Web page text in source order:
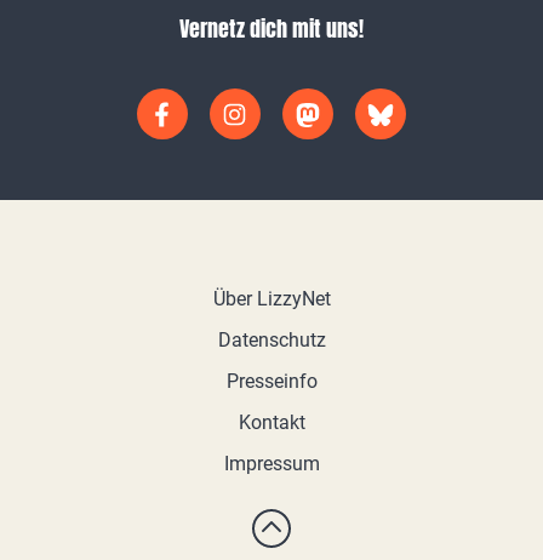
Vernetz dich mit uns!
Über LizzyNet
Datenschutz
Presseinfo
Kontakt
Impressum